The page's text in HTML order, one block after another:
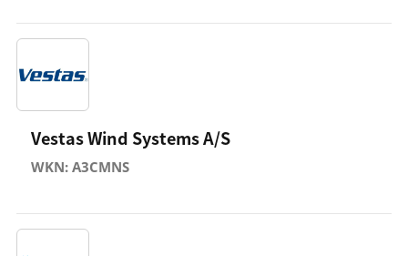
Vestas Wind Systems A/S
WKN: A3CMNS